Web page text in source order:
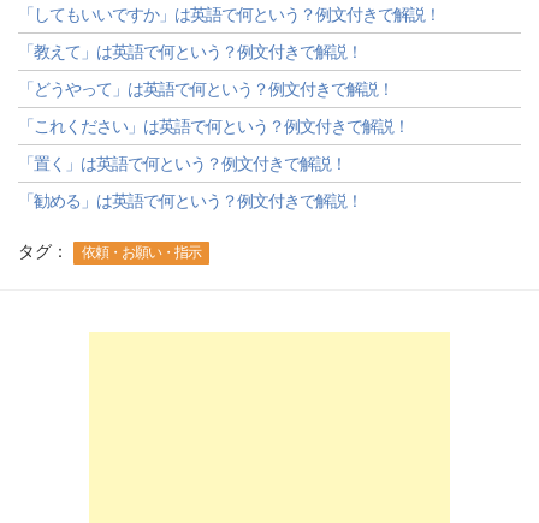
「してもいいですか」は英語で何という？例文付きで解説！
「教えて」は英語で何という？例文付きで解説！
「どうやって」は英語で何という？例文付きで解説！
「これください」は英語で何という？例文付きで解説！
「置く」は英語で何という？例文付きで解説！
「勧める」は英語で何という？例文付きで解説！
タグ： 依頼・お願い・指示